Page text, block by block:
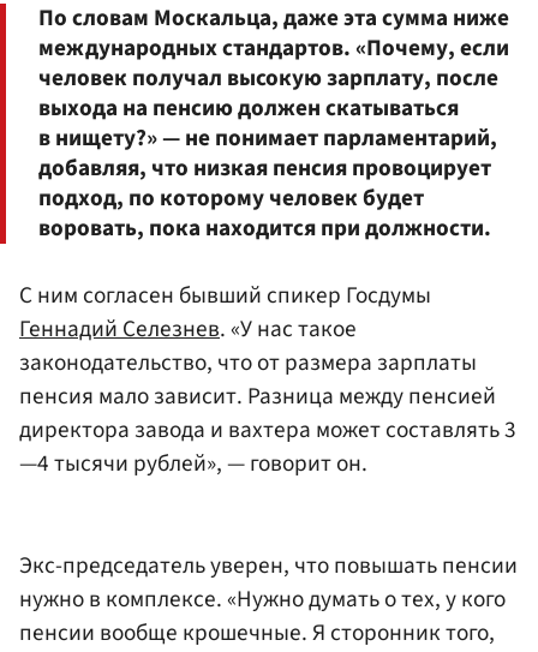
По словам Москальца, даже эта сумма ниже
международных стандартов. «Почему, если
человек получал высокую зарплату, после
выхода на пенсию должен скатываться
в нищету?» — не понимает парламентарий,
добавляя, что низкая пенсия провоцирует
подход, по которому человек будет
воровать, пока находится при должности.
С ним согласен бывший спикер Госдумы
Геннадий Селезнев. «У нас такое
законодательство, что от размера зарплаты
пенсия мало зависит. Разница между пенсией
директора завода и вахтера может составлять 3
—4 тысячи рублей», — говорит он.
Экс-председатель уверен, что повышать пенсии
нужно в комплексе. «Нужно думать о тех, у кого
пенсии вообще крошечные. Я сторонник того,